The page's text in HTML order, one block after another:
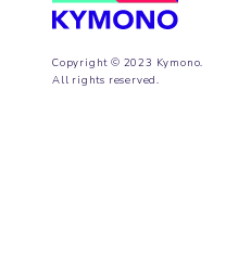
Copyright © 2023 Kymono.
All rights reserved.